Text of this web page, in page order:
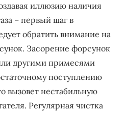
иллюзию наличия
– первый шаг в
обратить внимание на
Засорение форсунок
другими примесями
поступлению
вызовет нестабильную
Регулярная чистка